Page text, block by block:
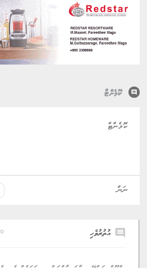
comment ކޮމެންޓް
comment އުތުރުވެހި